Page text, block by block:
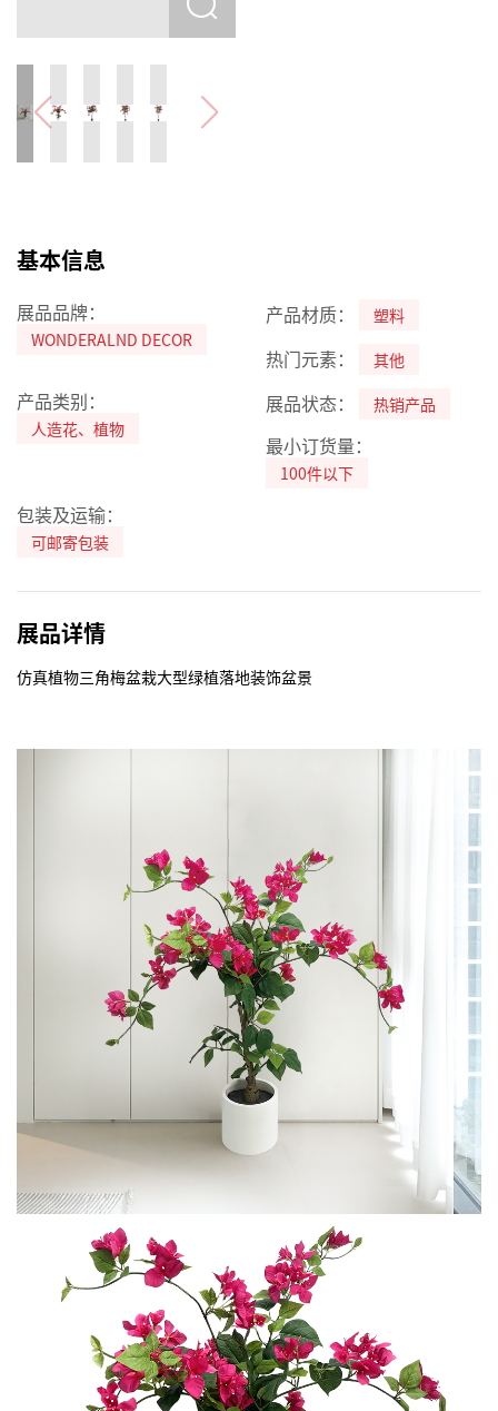
基本信息
展品品牌：
WONDERALND DECOR
产品材质： 塑料
热门元素： 其他
产品类别：
人造花、植物
展品状态： 热销产品
最小订货量：
100件以下
包装及运输：
可邮寄包装
展品详情
仿真植物三角梅盆栽大型绿植落地装饰盆景